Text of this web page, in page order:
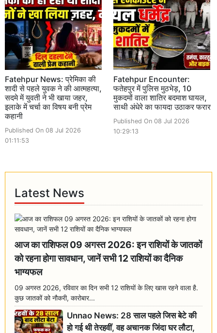
Fatehpur News: प्रेमिका की
शादी से पहले युवक ने की आत्महत्या,
सदमे में युवती ने भी खाया जहर,
इलाके में चर्चा का विषय बनी प्रेम
कहानी
Published On 08 Jul 2026
01:11:53
Fatehpur Encounter:
फतेहपुर में पुलिस मुठभेड़, 10
मुकदमों वाला शातिर बदमाश घायल,
साथी अंधेरे का फायदा उठाकर फरार
Published On 08 Jul 2026
10:29:13
Latest News
आज का राशिफल 09 अगस्त 2026: इन राशियों के जातकों
को रहना होगा सावधान, जानें सभी 12 राशियों का दैनिक
भाग्यफल
09 अगस्त 2026, रविवार का दिन सभी 12 राशियों के लिए खास रहने वाला है.
कुछ जातकों को नौकरी, कारोबार...
Unnao News: 28 साल पहले जिस बेटे की
हो गई थी तेरहवीं, वह अचानक जिंदा घर लौटा,